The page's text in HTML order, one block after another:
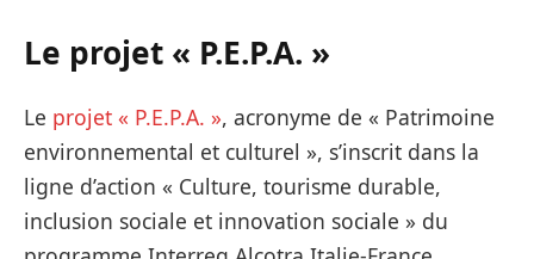
Le projet « P.E.P.A. »
Le projet « P.E.P.A. », acronyme de « Patrimoine
environnemental et culturel », s’inscrit dans la
ligne d’action « Culture, tourisme durable,
inclusion sociale et innovation sociale » du